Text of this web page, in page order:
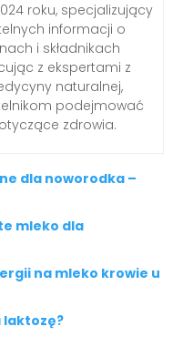
roku, specjalizujący
informacji o
i składnikach
z ekspertami z
naturalnej,
podejmować
zdrowia.
dla noworodka –
mleko dla
na mleko krowie u
laktozę?